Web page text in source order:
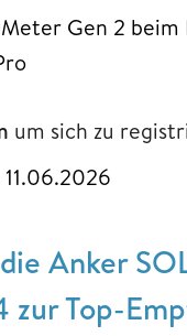
Gen 2 beim
um sich zu
Anker
zur Top-